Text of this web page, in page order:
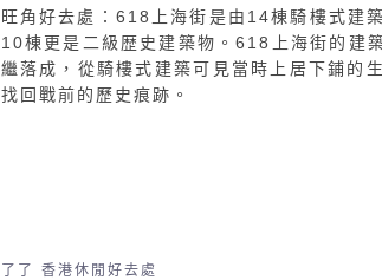
旺角好去處：618上海街是由14棟騎樓式建
10棟更是二級歴史建築物。618上海街的建
繼落成，從騎樓式建築可見當時上居下鋪的
找回戰前的歷史痕跡。
了了 香港休閒好去處